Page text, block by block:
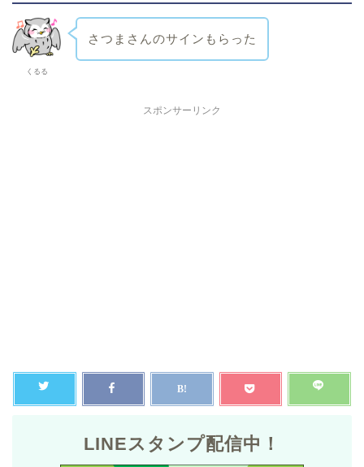
くるる
さつまさんのサインもらった
スポンサーリンク
LINEスタンプ配信中！